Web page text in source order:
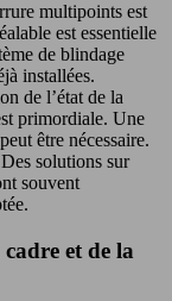
multipoints est
est essentielle
de blindage
installées.
de l’état de la
primordiale. Une
être nécessaire.
Des solutions sur
souvent
et de la